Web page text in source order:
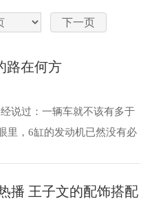
下一页
路在何方
说过：一辆车就不该有多于
里，6缸的发动机已然没有必
企的意见。 既然有大多...
播 王子文的配饰搭配